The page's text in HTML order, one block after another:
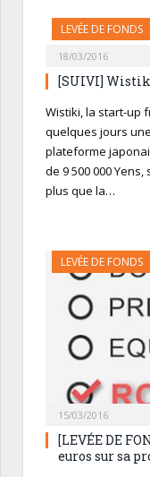
LEVÉE DE FONDS
18/03/2016
[SUIVI]
Wistiki, la start-up
quelques jours
plateforme
de 9 500 000
plus que la…
LEVÉE DE FONDS
15/03/2016
[LEVÉE DE
euros sur sa